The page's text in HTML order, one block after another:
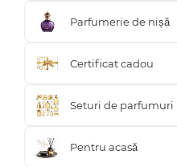
Parfumerie de nișă
Certificat cadou
Seturi de parfumuri
Pentru acasă